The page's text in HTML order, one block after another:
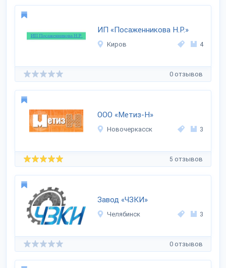
ИП «Посаженникова Н.Р.»
Киров 4
0 отзывов
ООО «Метиз-Н»
Новочеркасск 3
5 отзывов
Завод «ЧЗКИ»
Челябинск 3
0 отзывов